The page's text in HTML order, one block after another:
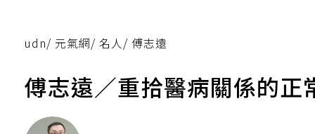
udn/ 元氣網/ 名人/ 傅志遠
傅志遠／重拾醫病關係的正